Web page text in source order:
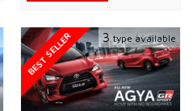
BEST SELLER 3type available